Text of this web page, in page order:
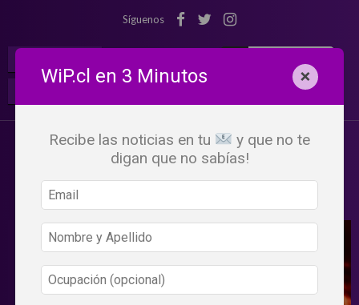
Síguenos
WiP.cl en 3 Minutos ×
Recibe las noticias en tu
y que no te
digan que no sabías!